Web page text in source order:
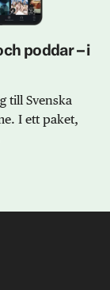
poddar – i
till Svenska
I ett paket,